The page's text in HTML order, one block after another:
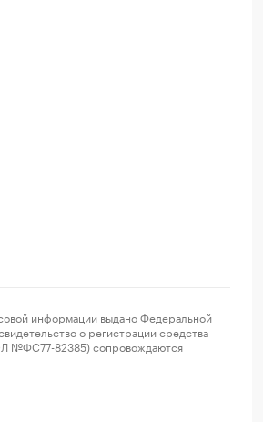
информации выдано Федеральной
о регистрации средства
№ФС77-82385) сопровождаются